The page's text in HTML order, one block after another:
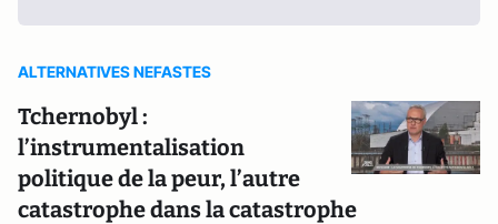
ALTERNATIVES NEFASTES
Tchernobyl :
l’instrumentalisation
politique de la peur, l’autre
catastrophe dans la catastrophe